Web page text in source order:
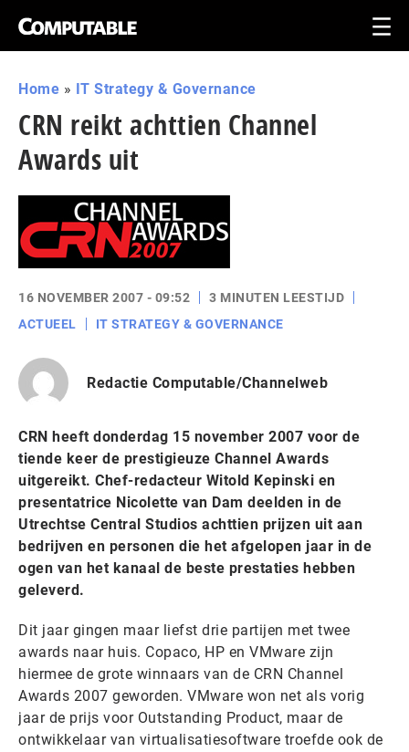
Home » IT Strategy & Governance
CRN reikt achttien Channel
Awards uit
16 NOVEMBER 2007 - 09:52
3 MINUTEN LEESTIJD
ACTUEEL
IT STRATEGY & GOVERNANCE
Redactie Computable/Channelweb
CRN heeft donderdag 15 november 2007 voor de
tiende keer de prestigieuze Channel Awards
uitgereikt. Chef-redacteur Witold Kepinski en
presentatrice Nicolette van Dam deelden in de
Utrechtse Central Studios achttien prijzen uit aan
bedrijven en personen die het afgelopen jaar in de
ogen van het kanaal de beste prestaties hebben
geleverd.
Dit jaar gingen maar liefst drie partijen met twee
awards naar huis. Copaco, HP en VMware zijn
hiermee de grote winnaars van de CRN Channel
Awards 2007 geworden. VMware won net als vorig
jaar de prijs voor Outstanding Product, maar de
ontwikkelaar van virtualisatiesoftware troefde ook de